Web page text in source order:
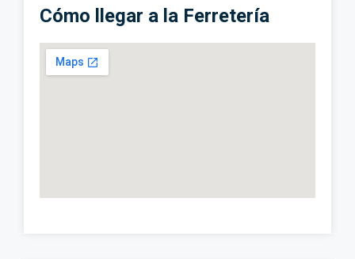
Cómo llegar a la Ferretería